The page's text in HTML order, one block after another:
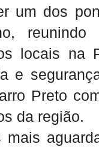
um dos
locais na
e
Preto
da região.
mais